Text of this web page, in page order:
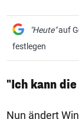
"Heute"auf
festlegen
"Ich kann
Nun ändert